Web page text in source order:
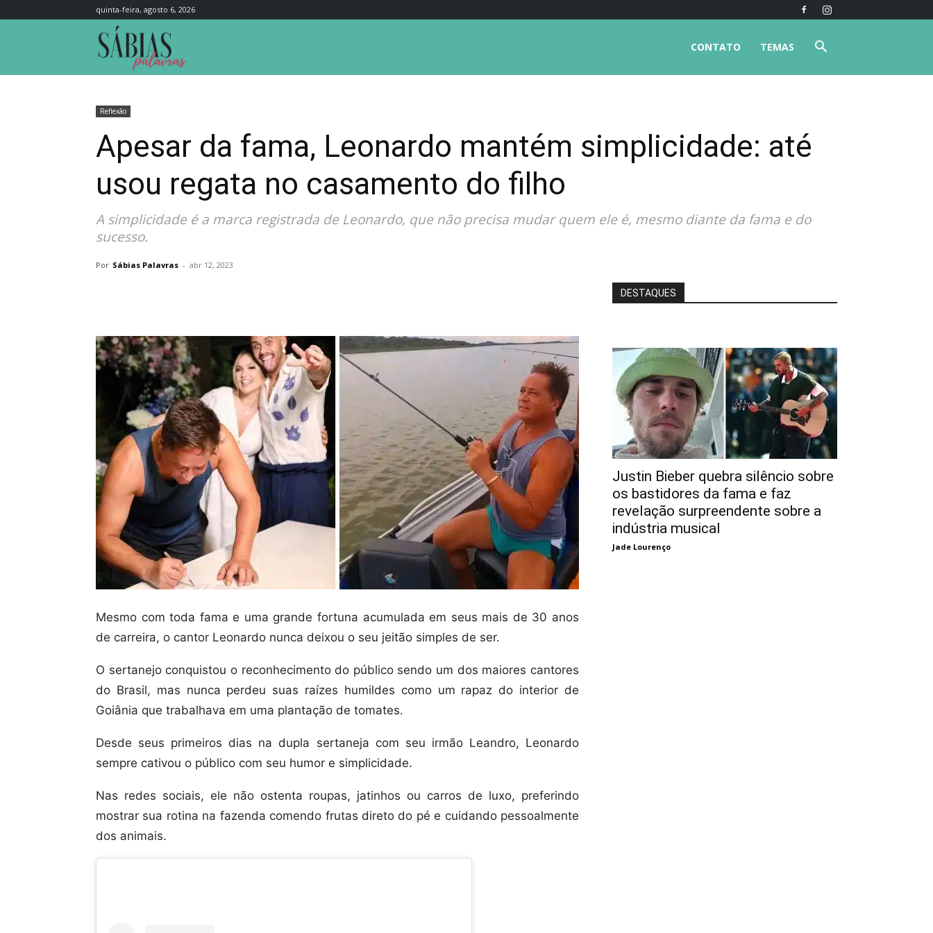
quinta-feira, agosto 6, 2026
TEMAS
CONTATO
Reflexão
Apesar da fama, Leonardo mantém simplicidade: até
usou regata no casamento do filho
A simplicidade é a marca registrada de Leonardo, que não precisa mudar quem ele é, mesmo diante da fama e do
sucesso.
Por Sábias Palavras - abr 12, 2023
Mesmo com toda fama e uma grande fortuna acumulada em seus mais de 30 anos
de carreira, o cantor Leonardo nunca deixou o seu jeitão simples de ser.
O sertanejo conquistou o reconhecimento do público sendo um dos maiores cantores
do Brasil, mas nunca perdeu suas raízes humildes como um rapaz do interior de
Goiânia que trabalhava em uma plantação de tomates.
Desde seus primeiros dias na dupla sertaneja com seu irmão Leandro, Leonardo
sempre cativou o público com seu humor e simplicidade.
Nas redes sociais, ele não ostenta roupas, jatinhos ou carros de luxo, preferindo
mostrar sua rotina na fazenda comendo frutas direto do pé e cuidando pessoalmente
dos animais.
DESTAQUES
Justin Bieber quebra silêncio sobre
os bastidores da fama e faz
revelação surpreendente sobre a
indústria musical
Jade Lourenço